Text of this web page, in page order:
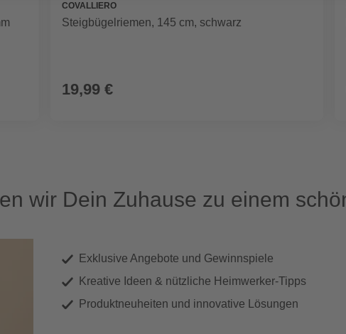
COVALLIERO
Steigbügelriemen, 145 cm, schwarz
19,99 €
wir Dein Zuhause zu einem
Exklusive Angebote und Gewinnspiele
Kreative Ideen & nützliche Heimwerker-Tipps
Produktneuheiten und innovative Lösungen